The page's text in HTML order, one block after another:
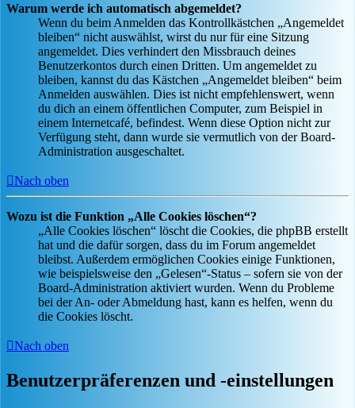
Warum werde ich automatisch abgemeldet?
Wenn du beim Anmelden das Kontrollkästchen „Angemeldet
bleiben“ nicht auswählst, wirst du nur für eine Sitzung
angemeldet. Dies verhindert den Missbrauch deines
Benutzerkontos durch einen Dritten. Um angemeldet zu
bleiben, kannst du das Kästchen „Angemeldet bleiben“ beim
Anmelden auswählen. Dies ist nicht empfehlenswert, wenn
du dich an einem öffentlichen Computer, zum Beispiel in
einem Internetcafé, befindest. Wenn diese Option nicht zur
Verfügung steht, dann wurde sie vermutlich von der Board-
Administration ausgeschaltet.
Nach oben
Wozu ist die Funktion „Alle Cookies löschen“?
„Alle Cookies löschen“ löscht die Cookies, die phpBB erstellt
hat und die dafür sorgen, dass du im Forum angemeldet
bleibst. Außerdem ermöglichen Cookies einige Funktionen,
wie beispielsweise den „Gelesen“-Status – sofern sie von der
Board-Administration aktiviert wurden. Wenn du Probleme
bei der An- oder Abmeldung hast, kann es helfen, wenn du
die Cookies löscht.
Nach oben
Benutzerpräferenzen und -einstellungen